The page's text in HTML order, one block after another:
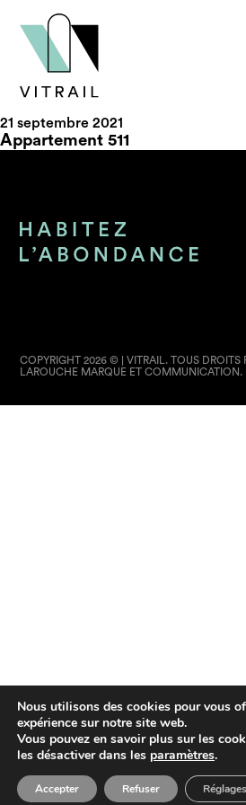
21 septembre 2021
Appartement 511
COPYRIGHT 2026 © | VITRAIL. TOUS DROITS
LAROUCHE MARQUE ET COMMUNICATION.
Nous utilisons des cookies pour vous
expérience sur notre site web.
Vous pouvez en savoir plus sur les
les désactiver dans les paramètres.
Accepter Refuser Réglages